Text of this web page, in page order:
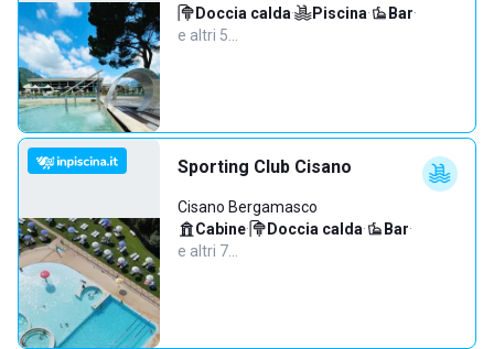
Doccia calda· Piscina· Bar·
e altri 5…
Sporting Club Cisano
Cisano Bergamasco
Cabine· Doccia calda· Bar·
e altri 7…